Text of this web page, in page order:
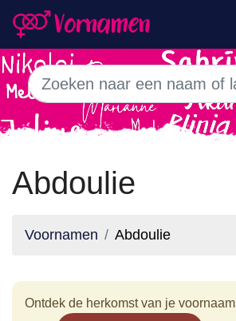
Abdoulie
Voornamen Abdoulie
Ontdek de herkomst van je voornaam